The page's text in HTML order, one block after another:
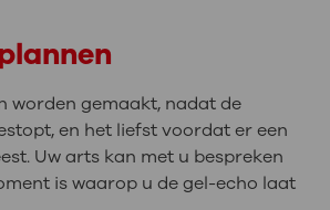
worden gemaakt, nadat de
en het liefst voordat er een
Uw arts kan met u bespreken
is waarop u de gel-echo laat